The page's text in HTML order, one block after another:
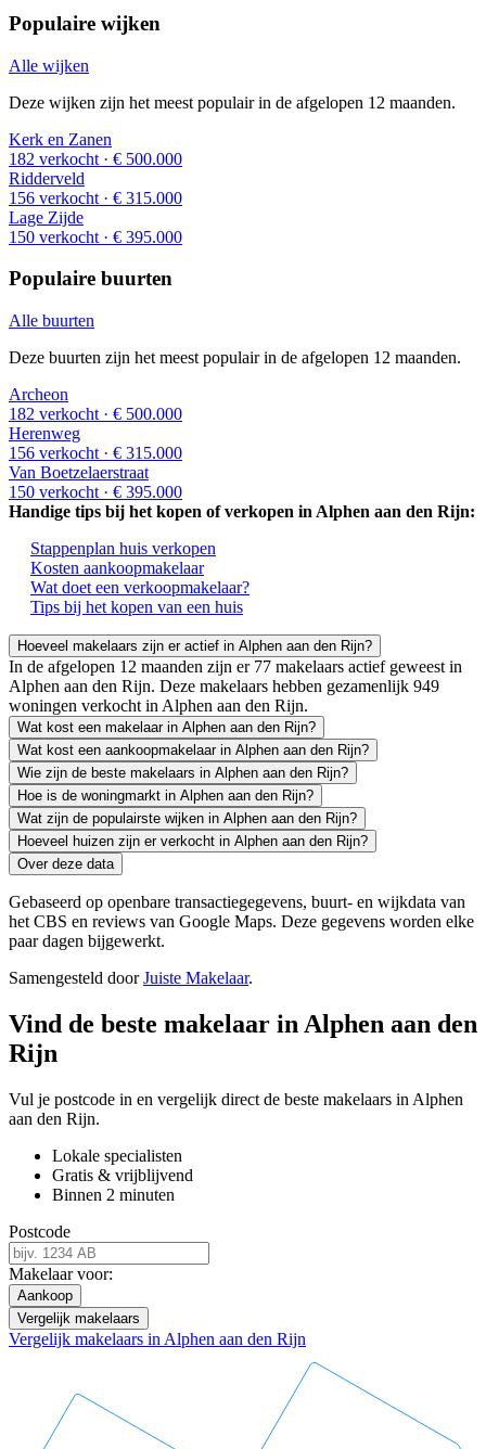
Populaire wijken
Alle wijken
Deze wijken zijn het meest populair in de afgelopen 12 maanden.
Kerk en Zanen
182 verkocht · € 500.000
Ridderveld
156 verkocht · € 315.000
Lage Zijde
150 verkocht · € 395.000
Populaire buurten
Alle buurten
Deze buurten zijn het meest populair in de afgelopen 12 maanden.
Archeon
182 verkocht · € 500.000
Herenweg
156 verkocht · € 315.000
Van Boetzelaerstraat
150 verkocht · € 395.000
Handige tips bij het kopen of verkopen in Alphen aan den Rijn:
Stappenplan huis verkopen
Kosten aankoopmakelaar
Wat doet een verkoopmakelaar?
Tips bij het kopen van een huis
Hoeveel makelaars zijn er actief in Alphen aan den Rijn?
In de afgelopen 12 maanden zijn er 77 makelaars actief geweest in
Alphen aan den Rijn. Deze makelaars hebben gezamenlijk 949
woningen verkocht in Alphen aan den Rijn.
Wat kost een makelaar in Alphen aan den Rijn?
Wat kost een aankoopmakelaar in Alphen aan den Rijn?
Wie zijn de beste makelaars in Alphen aan den Rijn?
Hoe is de woningmarkt in Alphen aan den Rijn?
Wat zijn de populairste wijken in Alphen aan den Rijn?
Hoeveel huizen zijn er verkocht in Alphen aan den Rijn?
Over deze data
Gebaseerd op openbare transactiegegevens, buurt- en wijkdata van
het CBS en reviews van Google Maps. Deze gegevens worden elke
paar dagen bijgewerkt.
Samengesteld doorJuiste Makelaar.
Vind de beste makelaar in Alphen aan den
Rijn
Vul je postcode in en vergelijk direct de beste makelaars in Alphen
aan den Rijn.
Lokale specialisten
Gratis & vrijblijvend
Binnen 2 minuten
Postcode
Makelaar voor:
Aankoop
Vergelijk makelaars
Vergelijk makelaars in Alphen aan den Rijn